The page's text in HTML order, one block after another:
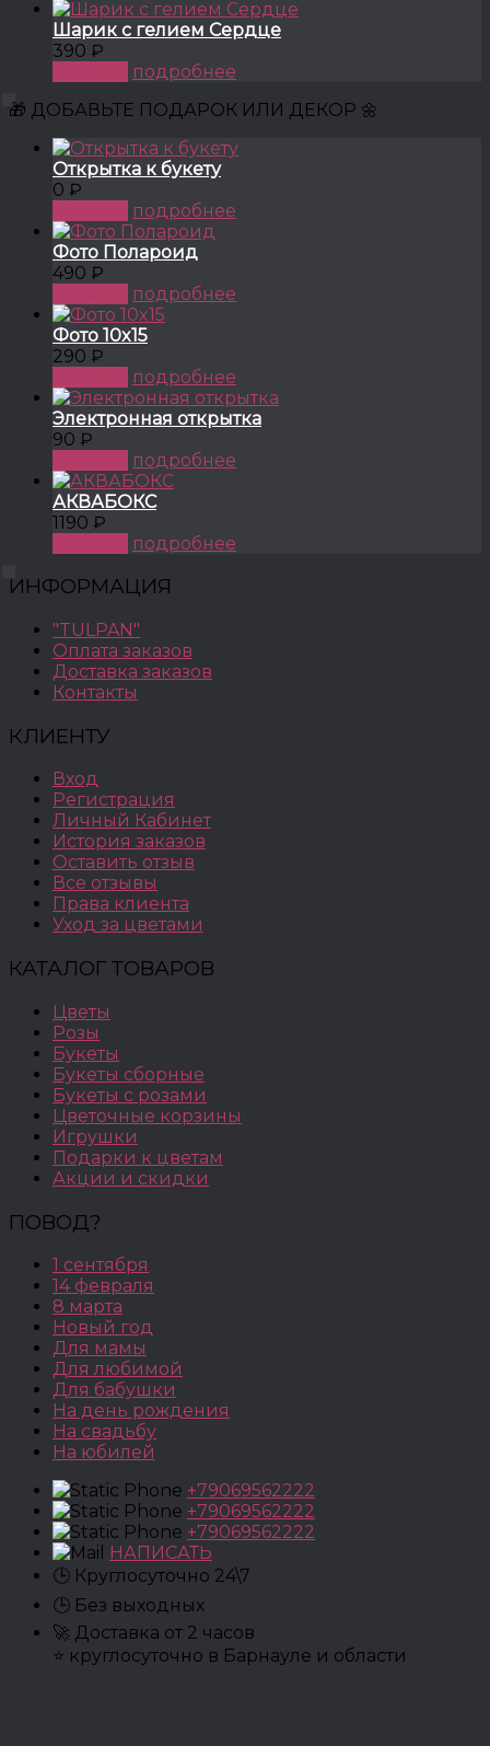
Шарик с гелием Сердце
390 ₽
подробнее
🎁 ДОБАВЬТЕ ПОДАРОК ИЛИ ДЕКОР 🌼
Открытка к букету
0 ₽
подробнее
Фото Полароид
490 ₽
подробнее
Фото 10x15
290 ₽
подробнее
Электронная открытка
90 ₽
подробнее
АКВАБОКС
1190 ₽
подробнее
ИНФОРМАЦИЯ
"TULPAN"
Оплата заказов
Доставка заказов
Контакты
КЛИЕНТУ
Вход
Регистрация
Личный Кабинет
История заказов
Оставить отзыв
Все отзывы
Права клиента
Уход за цветами
КАТАЛОГ ТОВАРОВ
Цветы
Розы
Букеты
Букеты сборные
Букеты с розами
Цветочные корзины
Игрушки
Подарки к цветам
Акции и скидки
ПОВОД?
1 сентября
14 февраля
8 марта
Новый год
Для мамы
Для любимой
Для бабушки
На день рождения
На свадьбу
На юбилей
+79069562222
+79069562222
+79069562222
НАПИСАТЬ
🕒 Круглосуточно 24\7
🕒 Без выходных
🚀 Доставка от 2 часов
⭐ круглосуточно в Барнауле и области